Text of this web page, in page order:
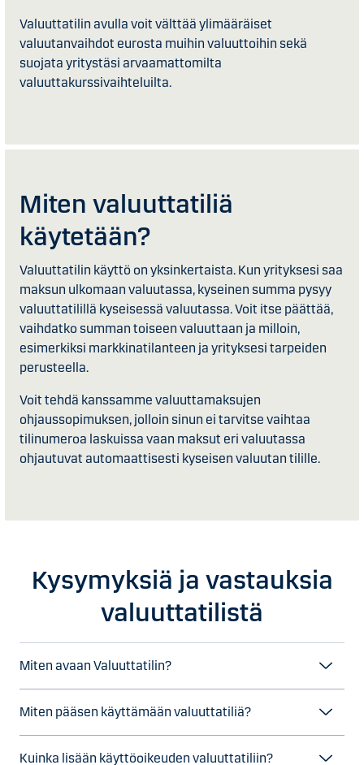
Valuuttatilin avulla voit välttää ylimääräiset
valuutanvaihdot eurosta muihin valuuttoihin sekä
suojata yritystäsi arvaamattomilta
valuuttakurssivaihteluilta.
Miten valuuttatiliä
käytetään?
Valuuttatilin käyttö on yksinkertaista. Kun yrityksesi saa
maksun ulkomaan valuutassa, kyseinen summa pysyy
valuuttatilillä kyseisessä valuutassa. Voit itse päättää,
vaihdatko summan toiseen valuuttaan ja milloin,
esimerkiksi markkinatilanteen ja yrityksesi tarpeiden
perusteella.
Voit tehdä kanssamme valuuttamaksujen
ohjaussopimuksen, jolloin sinun ei tarvitse vaihtaa
tilinumeroa laskuissa vaan maksut eri valuutassa
ohjautuvat automaattisesti kyseisen valuutan tilille.
Kysymyksiä ja vastauksia
valuuttatilistä
Miten avaan Valuuttatilin?
Miten pääsen käyttämään valuuttatiliä?
Kuinka lisään käyttöoikeuden valuuttatiliin?